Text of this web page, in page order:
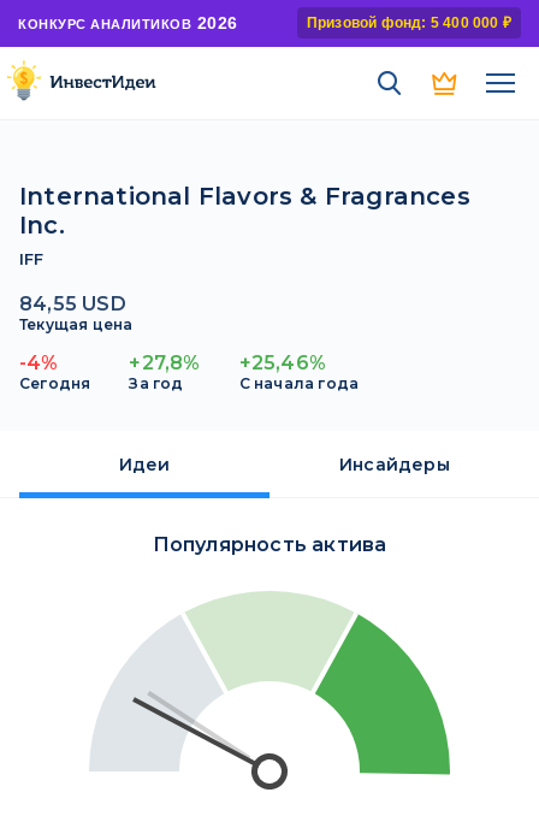
КОНКУРС АНАЛИТИКОВ 2026 Призовой фонд: 5 400 000 ₽
International Flavors & Fragrances
Inc.
IFF
84,55 USD
Текущая цена
-4%
Сегодня
+27,8%
За год
+25,46%
С начала года
Идеи Инсайдеры
Популярность актива